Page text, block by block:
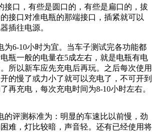
口，有些是圆口的，有些是扁口的，拔
接口对准电瓶的那端接口，插紧就可以
插往电源。
6-10小时为宜。当车子测试完各功能都
瓶一般的电量在5成左右，就是电瓶有电
所以新车应先充电后再玩。之后每次使用
的慢了或力小了就可以充电了，不可开到
再充电，每次充电时间为8-10小时左右。
评测标准为：明显的车速比以前慢，劲
难，灯比较暗，声音轻。还有已经使用将